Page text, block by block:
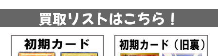
買取リストはこちら！